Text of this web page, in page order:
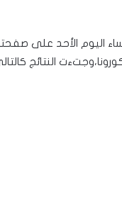
اليوم الأحد على
النتائج